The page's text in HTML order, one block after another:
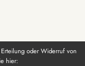
oder Widerruf von
hier: